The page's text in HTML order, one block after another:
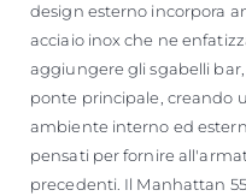
design esterno incorpora
acciaio inox che ne
aggiungere gli sgabelli
ponte principale, creando
ambiente interno ed
pensati per fornire
precedenti. Il Manhattan